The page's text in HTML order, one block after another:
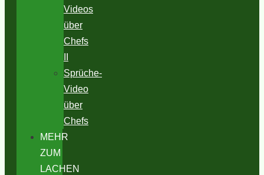
Videos
über
Chefs
Sprüche-
Video
über
Chefs
MEHR
ZUM
LACHEN